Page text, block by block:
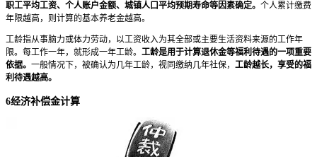
职工平均工资、个人账户金额、城镇人口平均预期寿命等因素确定。 个人累计缴费
年限越高，则计算的基本养老金越高。
工龄指从事脑力或体力劳动，以工资收入为其全部或主要生活资料来源的工作年
限。每工作一年，就形成一年工龄。 工龄是用于计算退休金等福利待遇的一项重要
依据。 一般情况下，被确认为几年工龄，视同缴纳几年社保， 工龄越长，享受的福
利待遇越高。
6经济补偿金计算